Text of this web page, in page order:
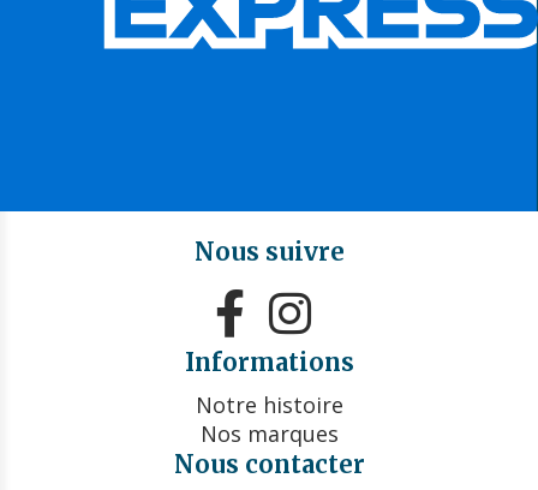
Nous suivre
 
Informations
Notre histoire
Nos marques
Nous contacter